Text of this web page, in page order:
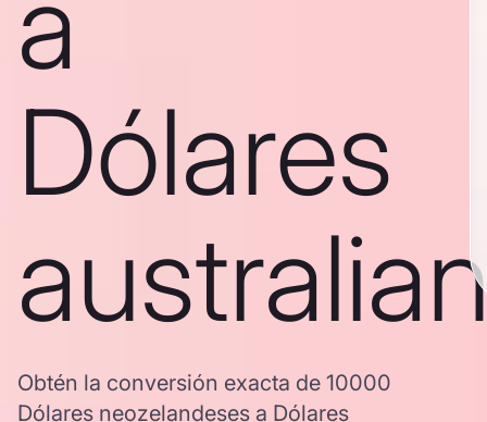
Dólares
Obtén la conversión exacta de 10000
Dólares neozelandeses a Dólares